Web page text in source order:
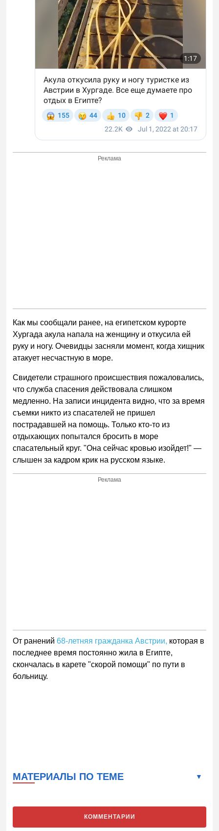
Реклама
Как мы сообщали ранее, на египетском курорте
Хургада акула напала на женщину и откусила ей
руку и ногу. Очевидцы засняли момент, когда хищник
атакует несчастную в море.
Свидетели страшного происшествия пожаловались,
что служба спасения действовала слишком
медленно. На записи инцидента видно, что за время
съемки никто из спасателей не пришел
пострадавшей на помощь. Только кто-то из
отдыхающих попытался бросить в море
спасательный круг. "Она сейчас кровью изойдет!" —
слышен за кадром крик на русском языке.
Реклама
От ранений68-летняя гражданка Австрии, которая в
последнее время постоянно жила в Египте,
скончалась в карете "скорой помощи" по пути в
больницу.
МАТЕРИАЛЫ ПО ТЕМЕ
КОММЕНТАРИИ